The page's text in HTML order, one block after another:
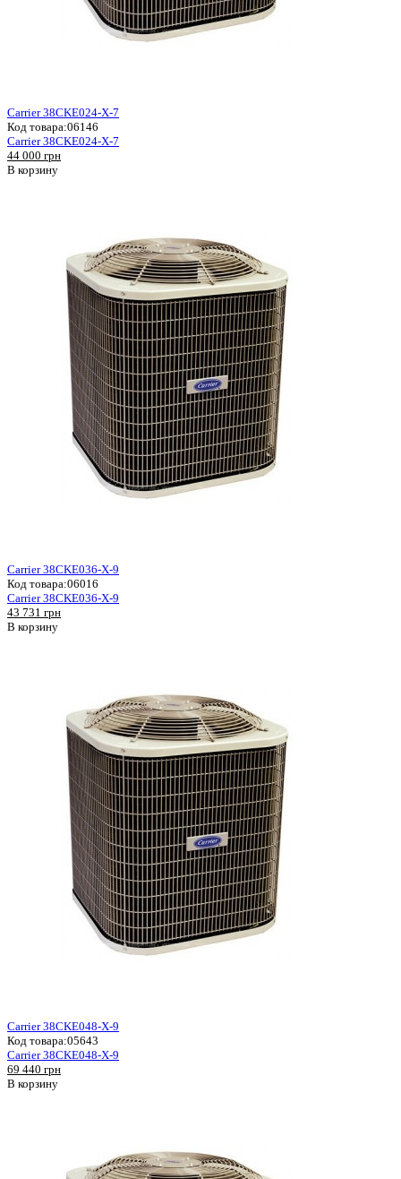
Carrier 38CKE024-X-7
Код товара:06146
Carrier 38CKE024-X-7
44 000 грн
В корзину
Carrier 38CKE036-X-9
Код товара:06016
Carrier 38CKE036-X-9
43 731 грн
В корзину
Carrier 38CKE048-X-9
Код товара:05643
Carrier 38CKE048-X-9
69 440 грн
В корзину